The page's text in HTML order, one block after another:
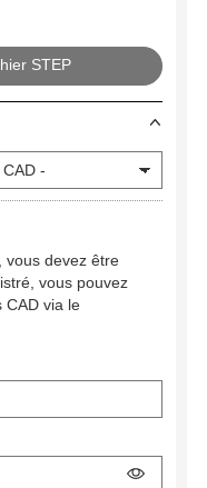
STEP
vous devez être
vous pouvez
CAD via le